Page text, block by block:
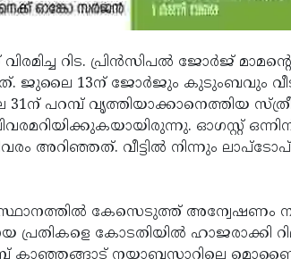
റിട. പ്രിന്‍സിപല്‍ ജോര്‍ജ്
ജുലൈ 13ന് ജോര്‍ജും കുടുംബവും
പറമ്പ് വൃത്തിയാക്കാനെത്തിയ സ്ത്രീ
ഓഗസ്റ്റ്
അറിഞ്ഞത്. വീട്ടില്‍ നിന്നും
കേസെടുത്ത് അന്വേഷണം
പ്രതികളെ കോടതിയില്‍ ഹാജരാക്കി
കാഞ്ഞങ്ങാട് നയാബസാറിലെ